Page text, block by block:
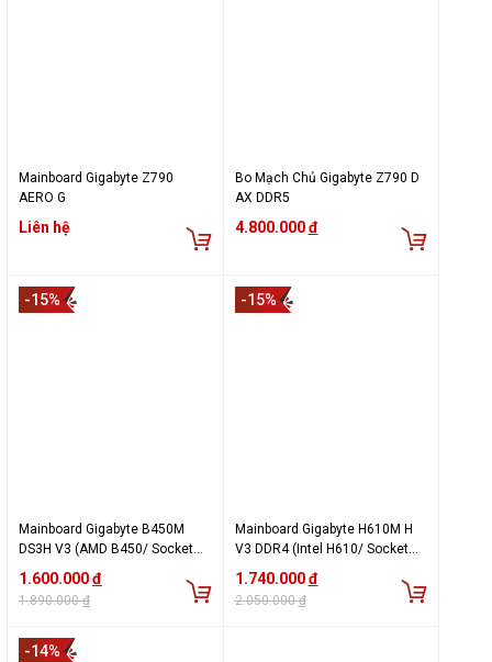
Mainboard Gigabyte Z790
AERO G
Liên hệ
Bo Mạch Chủ Gigabyte Z790 D
AX DDR5
4.800.000đ
-15%
Mainboard Gigabyte B450M
DS3H V3 (AMD B450/ Socket
AM4/ M-ATX/ 4 khe ram/ DDR4)
1.600.000đ
1.890.000đ
-15%
Mainboard Gigabyte H610M H
V3 DDR4 (Intel H610/ Socket
1700/ 2 khe ram/ DDR4)
1.740.000đ
2.050.000đ
-14%